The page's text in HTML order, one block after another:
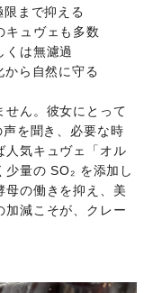
まで抑える
キュヴェも多数
くは無濾過
ら自然に守る
せん。彼女にとって
声を聞き、必要な時
人気キュヴェ「オル
量の SO₂ を添加し
母の働きを抑え、美
加減こそが、クレー